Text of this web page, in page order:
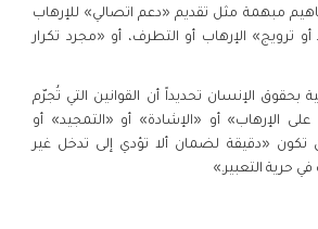
مبهمة مثل تقديم «دعم اتصالي» للإرهاب
ترويج» الإرهاب أو التطرف، أو «مجرد تكرار
بحقوق الإنسان تحديداً أن القوانين التي تُجرّم
الإرهاب» أو «الإشادة» أو «التمجيد» أو
تكون «دقيقة لضمان ألا تؤدي إلى تدخل غير
حرية التعبير.»